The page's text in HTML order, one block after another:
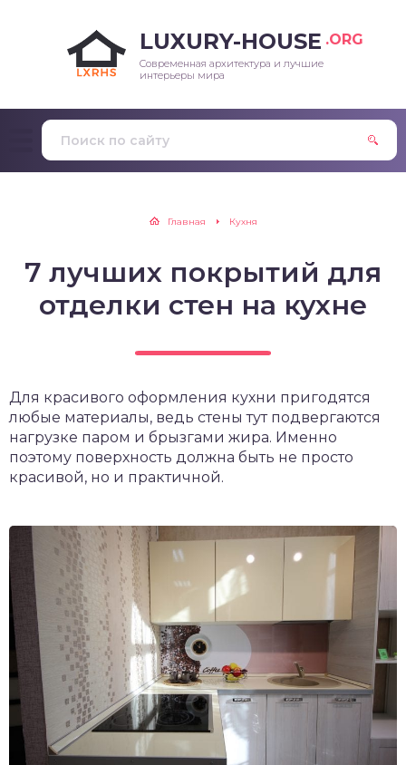
LUXURY-HOUSE .ORG
Современная архитектура и лучшие
интерьеры мира
Главная Кухня
7 лучших покрытий для
отделки стен на кухне
Для красивого оформления кухни пригодятся
любые материалы, ведь стены тут подвергаются
нагрузке паром и брызгами жира. Именно
поэтому поверхность должна быть не просто
красивой, но и практичной.